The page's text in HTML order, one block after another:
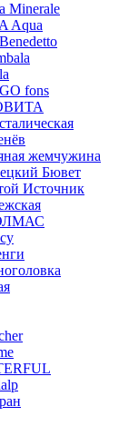
Minerale
Aqua
fons
жемчужина
Бювет
Источник